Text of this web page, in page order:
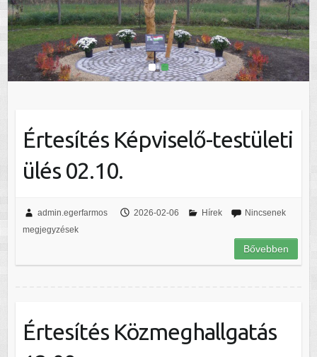
1 2
Értesítés Képviselő-testületi
ülés 02.10.
admin.egerfarmos 2026-02-06 Hírek
Nincsenek
megjegyzések
Bővebben
Értesítés Közmeghallgatás